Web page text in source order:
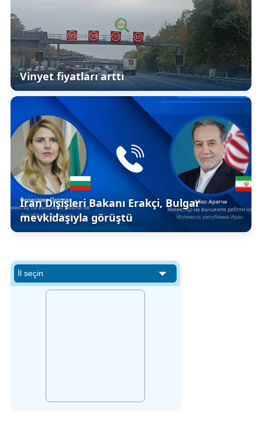
Vinyet fiyatları arttı
İran Dışişleri Bakanı Erakçi, Bulgar
mevkidaşıyla görüştü